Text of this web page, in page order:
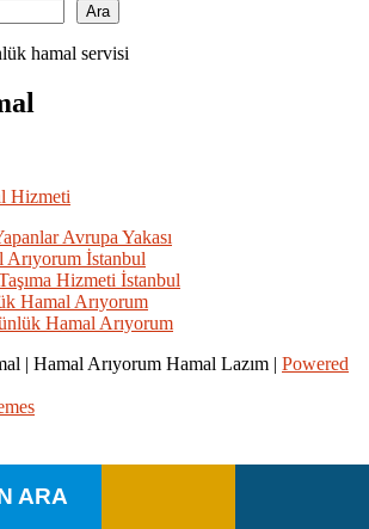
Ara
Hizmeti
Avrupa Yakası
Arıyorum İstanbul
Hizmeti İstanbul
Hamal Arıyorum
Hamal Arıyorum
| Hamal Arıyorum Hamal Lazım | Powered
ARA